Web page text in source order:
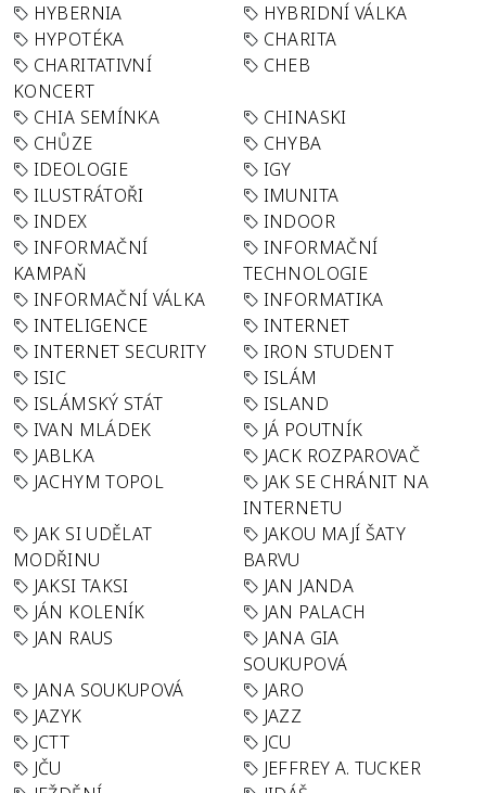
HYBERNIA
HYBRIDNÍ VÁLKA
HYPOTÉKA
CHARITA
CHARITATIVNÍ
KONCERT
CHEB
CHIA SEMÍNKA
CHINASKI
CHŮZE
CHYBA
IDEOLOGIE
IGY
ILUSTRÁTOŘI
IMUNITA
INDEX
INDOOR
INFORMAČNÍ
KAMPAŇ
INFORMAČNÍ
TECHNOLOGIE
INFORMAČNÍ VÁLKA
INFORMATIKA
INTELIGENCE
INTERNET
INTERNET SECURITY
IRON STUDENT
ISIC
ISLÁM
ISLÁMSKÝ STÁT
ISLAND
IVAN MLÁDEK
JÁ POUTNÍK
JABLKA
JACK ROZPAROVAČ
JACHYM TOPOL
JAK SE CHRÁNIT NA
INTERNETU
JAK SI UDĚLAT
MODŘINU
JAKOU MAJÍ ŠATY
BARVU
JAKSI TAKSI
JAN JANDA
JÁN KOLENÍK
JAN PALACH
JAN RAUS
JANA GIA
SOUKUPOVÁ
JANA SOUKUPOVÁ
JARO
JAZYK
JAZZ
JCTT
JCU
JČU
JEFFREY A. TUCKER